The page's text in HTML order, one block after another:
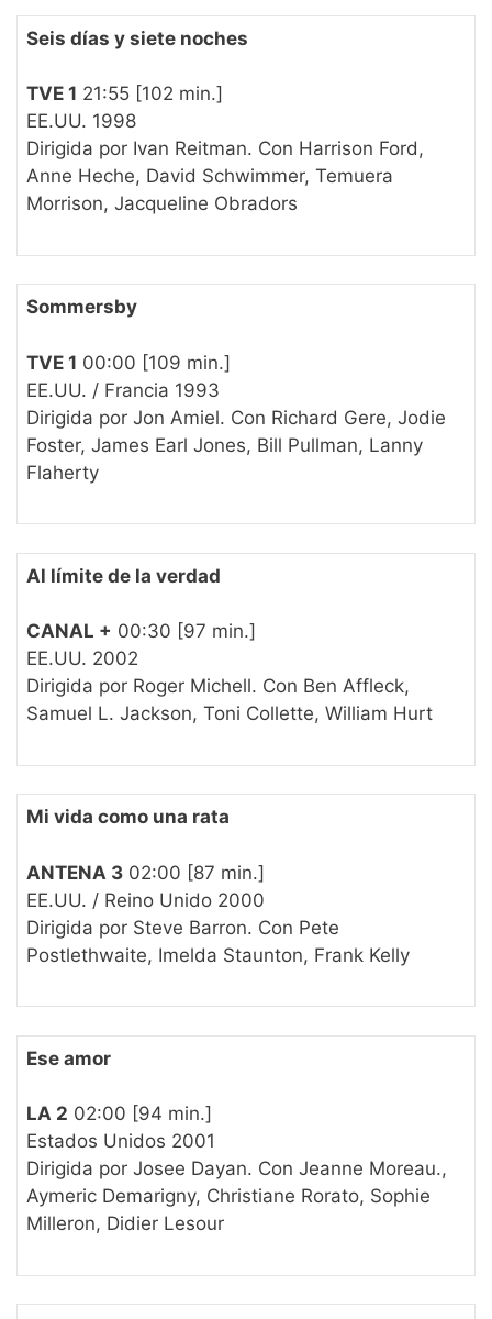
Seis días y siete noches
TVE 1 21:55 [102 min.]
EE.UU. 1998
Dirigida por Ivan Reitman. Con Harrison Ford,
Anne Heche, David Schwimmer, Temuera
Morrison, Jacqueline Obradors
Sommersby
TVE 1 00:00 [109 min.]
EE.UU. / Francia 1993
Dirigida por Jon Amiel. Con Richard Gere, Jodie
Foster, James Earl Jones, Bill Pullman, Lanny
Flaherty
Al límite de la verdad
CANAL + 00:30 [97 min.]
EE.UU. 2002
Dirigida por Roger Michell. Con Ben Affleck,
Samuel L. Jackson, Toni Collette, William Hurt
Mi vida como una rata
ANTENA 3 02:00 [87 min.]
EE.UU. / Reino Unido 2000
Dirigida por Steve Barron. Con Pete
Postlethwaite, Imelda Staunton, Frank Kelly
Ese amor
LA 2 02:00 [94 min.]
Estados Unidos 2001
Dirigida por Josee Dayan. Con Jeanne Moreau.,
Aymeric Demarigny, Christiane Rorato, Sophie
Milleron, Didier Lesour